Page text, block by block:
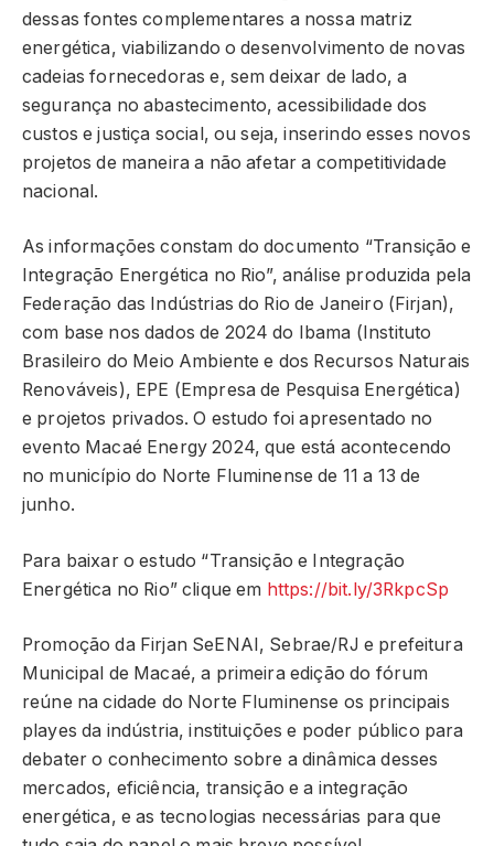
dessas fontes complementares a nossa matriz
energética, viabilizando o desenvolvimento de novas
cadeias fornecedoras e, sem deixar de lado, a
segurança no abastecimento, acessibilidade dos
custos e justiça social, ou seja, inserindo esses novos
projetos de maneira a não afetar a competitividade
nacional.
As informações constam do documento “Transição e
Integração Energética no Rio”, análise produzida pela
Federação das Indústrias do Rio de Janeiro (Firjan),
com base nos dados de 2024 do Ibama (Instituto
Brasileiro do Meio Ambiente e dos Recursos Naturais
Renováveis), EPE (Empresa de Pesquisa Energética)
e projetos privados. O estudo foi apresentado no
evento Macaé Energy 2024, que está acontecendo
no município do Norte Fluminense de 11 a 13 de
junho.
Para baixar o estudo “Transição e Integração
Energética no Rio” clique em https://bit.ly/3RkpcSp
Promoção da Firjan SeENAI, Sebrae/RJ e prefeitura
Municipal de Macaé, a primeira edição do fórum
reúne na cidade do Norte Fluminense os principais
playes da indústria, instituições e poder público para
debater o conhecimento sobre a dinâmica desses
mercados, eficiência, transição e a integração
energética, e as tecnologias necessárias para que